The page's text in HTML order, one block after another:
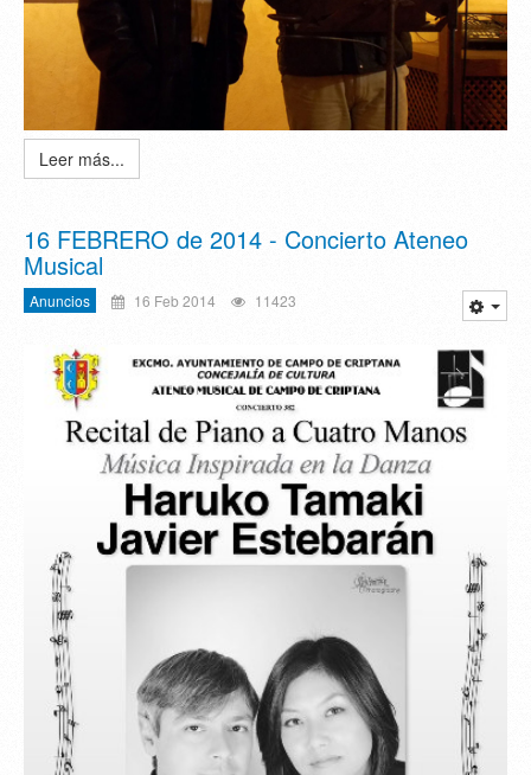
Leer más...
16 FEBRERO de 2014 - Concierto Ateneo
Musical
Anuncios 16 Feb 2014 11423